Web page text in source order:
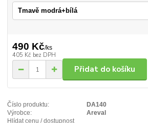
490 Kč/ks
405 Kč bez DPH
Přidat do košíku
Číslo produktu:
DA140
Výrobce:
Areval
Hlídat cenu / dostupnost